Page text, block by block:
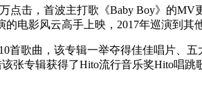
击，首波主打歌《Baby Boy》的MV
电影风云高手上映，2017年巡演到其
歌曲，该专辑一举夺得佳佳唱片、
张专辑获得了Hito流行音乐奖Hito唱跳